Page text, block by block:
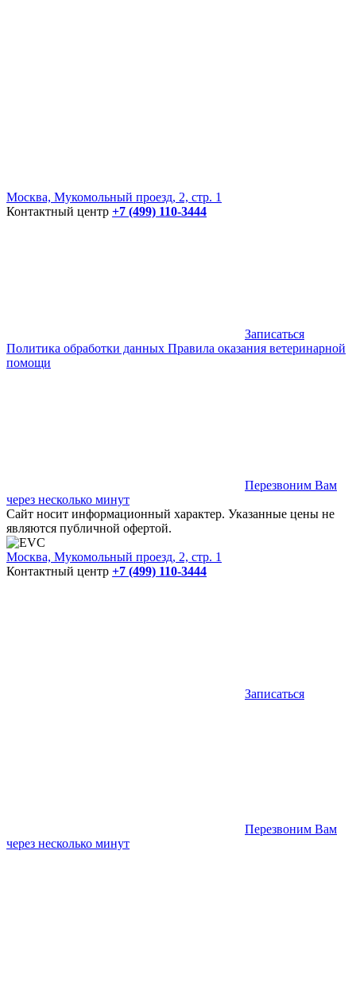
Москва, Мукомольный проезд, 2, стр. 1
Контактный центр +7 (499) 110-3444
Записаться
Политика обработки данных Правила оказания ветеринарной
помощи
Перезвоним Вам
через несколько минут
Сайт носит информационный характер. Указанные цены не
являются публичной офертой.
Москва, Мукомольный проезд, 2, стр. 1
Контактный центр +7 (499) 110-3444
Записаться
Перезвоним Вам
через несколько минут